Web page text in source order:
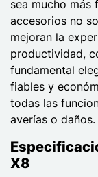
sea mucho más
accesorios no
mejoran la
productividad,
fundamental
fiables y
todas las
averías o daños.
X8